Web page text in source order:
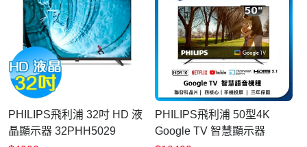
PHILIPS飛利浦 32吋 HD 液
晶顯示器 32PHH5029
PHILIPS飛利浦 50型4K
Google TV 智慧顯示器